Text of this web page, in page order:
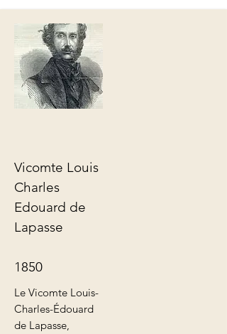
Vicomte Louis
Charles
Edouard de
Lapasse
1850
Le Vicomte Louis-
Charles-Édouard
de Lapasse,